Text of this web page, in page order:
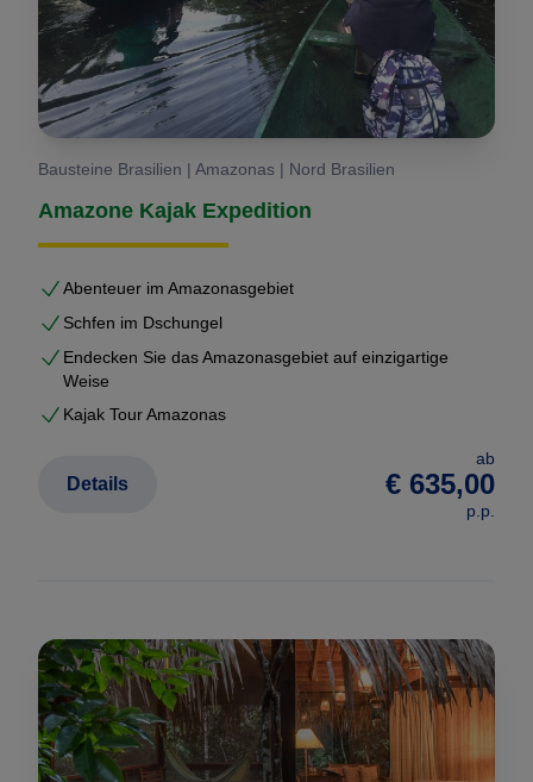
Bausteine Brasilien | Amazonas | Nord Brasilien
Amazone Kajak Expedition
Abenteuer im Amazonasgebiet
Schfen im Dschungel
Endecken Sie das Amazonasgebiet auf einzigartige
Weise
Kajak Tour Amazonas
ab
€ 635,00
p.p.
Details